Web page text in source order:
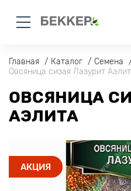
Главная Каталог Семена
Овсяница сизая Лазурит
ОВСЯНИЦА
АЭЛИТА
АКЦИЯ